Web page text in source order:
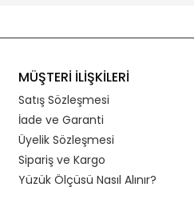
MÜŞTERİ İLİŞKİLERİ
Satış Sözleşmesi
İade ve Garanti
Üyelik Sözleşmesi
Sipariş ve Kargo
Yüzük Ölçüsü Nasıl Alınır?